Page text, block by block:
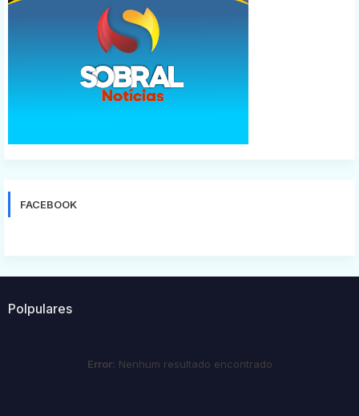
FACEBOOK
Polpulares
Error: Nenhum resultado encontrado